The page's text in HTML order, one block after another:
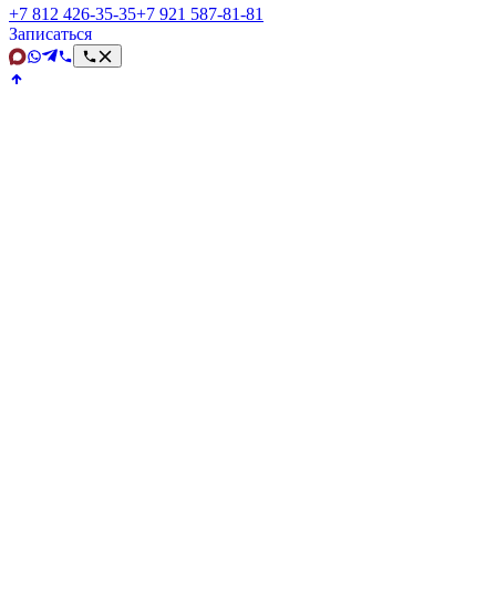
+7 812 426‑35‑35+7 921 587‑81‑81
Записаться